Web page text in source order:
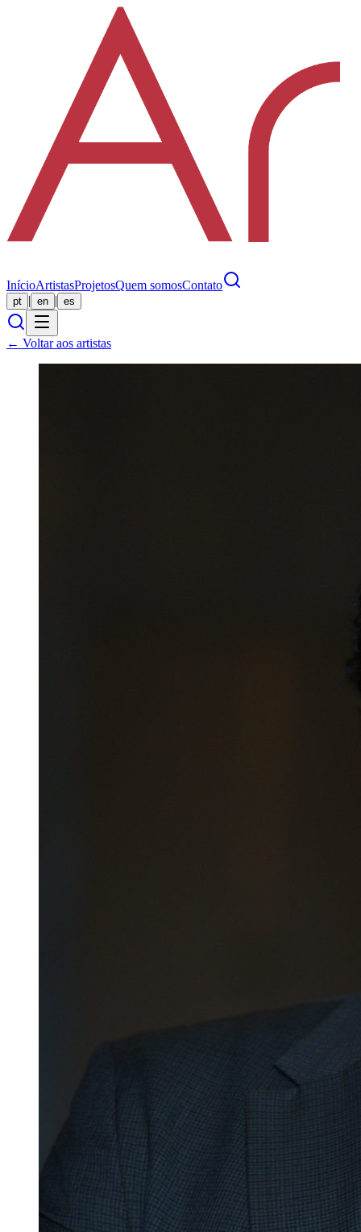
InícioArtistasProjetosQuem somosContato
pt | en | es
← Voltar aos artistas